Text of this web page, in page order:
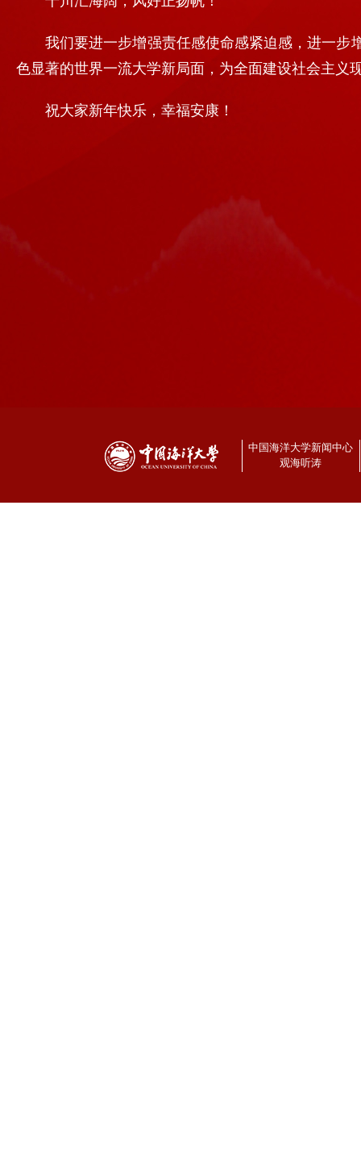
我们要进一步增强责任感使命感紧迫感，进一
色显著的世界一流大学新局面，为全面建设社会主义
祝大家新年快乐，幸福安康！
中国海洋大学新闻中心
观海听涛